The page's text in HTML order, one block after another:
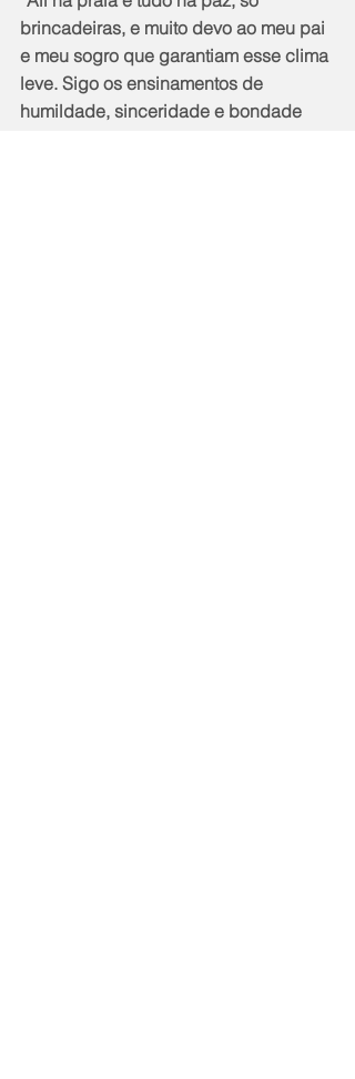
brincadeiras, e muito devo ao meu pai
e meu sogro que garantiam esse clima
leve. Sigo os ensinamentos de
humildade, sinceridade e bondade